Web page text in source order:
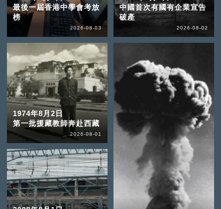
最後一屆香港中學會考放
榜
2026-08-03
中國首次有國有企業宣告
破產
2026-08-02
1974年8月2日
第一批援藏教師奔赴西藏
2026-08-01